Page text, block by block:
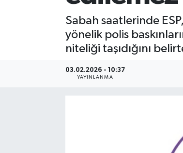
Sabah saatlerinde
yönelik polis
niteliği taşıdığını
03.02.2026 - 10:37
YAYINLANMA